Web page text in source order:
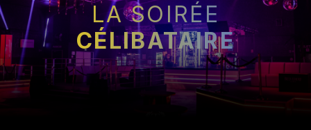
LA SOIRÉE
CÉLIBATAIRE